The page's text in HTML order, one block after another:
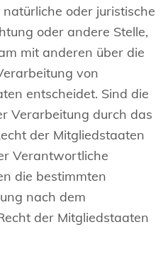
oder juristische
oder andere Stelle,
mit anderen über die
von
entscheidet. Sind die
Verarbeitung durch das
der Mitgliedstaaten
Verantwortliche
die bestimmten
nach dem
der Mitgliedstaaten